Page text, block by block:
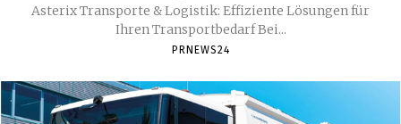
Asterix Transporte & Logistik: Effiziente Lösungen für
Ihren Transportbedarf Bei...
PRNEWS24